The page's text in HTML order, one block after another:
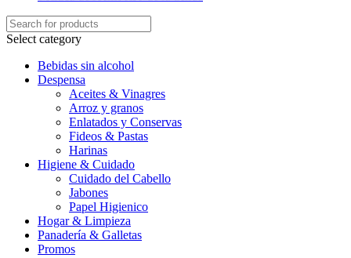
Select category
Bebidas sin alcohol
Despensa
Aceites & Vinagres
Arroz y granos
Enlatados y Conservas
Fideos & Pastas
Harinas
Higiene & Cuidado
Cuidado del Cabello
Jabones
Papel Higienico
Hogar & Limpieza
Panadería & Galletas
Promos